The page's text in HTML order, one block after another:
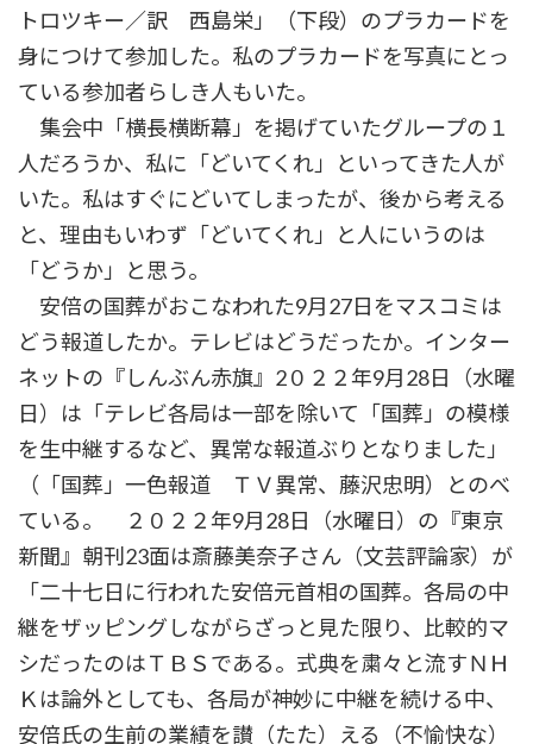
トロツキー／訳 西島栄」（下段）のプラカードを
身につけて参加した。私のプラカードを写真にとっ
ている参加者らしき人もいた。
集会中「横長横断幕」を掲げていたグループの１
人だろうか、私に「どいてくれ」といってきた人が
いた。私はすぐにどいてしまったが、後から考える
と、理由もいわず「どいてくれ」と人にいうのは
「どうか」と思う。
安倍の国葬がおこなわれた9月27日をマスコミは
どう報道したか。テレビはどうだったか。インター
ネットの『しんぶん赤旗』2０２２年9月28日（水曜
日）は「テレビ各局は一部を除いて「国葬」の模様
を生中継するなど、異常な報道ぶりとなりました」
（「国葬」一色報道 ＴＶ異常、藤沢忠明）とのべ
ている。 ２０２２年9月28日（水曜日）の『東京
新聞』朝刊23面は斎藤美奈子さん（文芸評論家）が
「二十七日に行われた安倍元首相の国葬。各局の中
継をザッピングしながらざっと見た限り、比較的マ
シだったのはＴＢＳである。式典を粛々と流すＮＨ
Ｋは論外としても、各局が神妙に中継を続ける中、
安倍氏の生前の業績を讃（たた）える（不愉快な）